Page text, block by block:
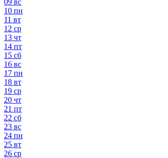
09 вс
10 пн
11 вт
12 ср
13 чт
14 пт
15 сб
16 вс
17 пн
18 вт
19 ср
20 чт
21 пт
22 сб
23 вс
24 пн
25 вт
26 ср